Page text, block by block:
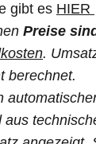
gibt es HIER
Preise
.
berechnet.
aus